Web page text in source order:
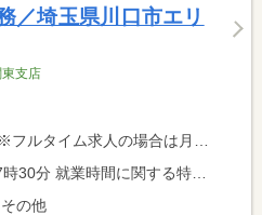
／埼玉県川口市エリ
支店
換算額）、パート求人の場合は時間額を表示しています。
の他